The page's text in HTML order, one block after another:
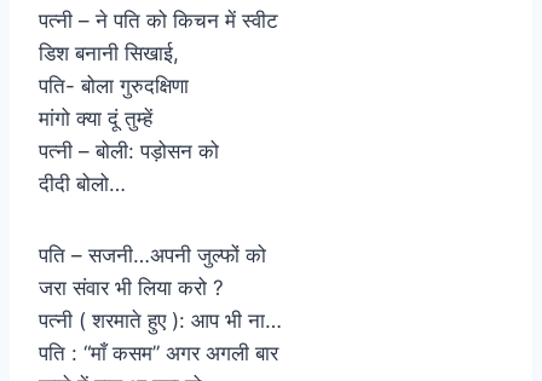
पत्नी – ने पति को किचन में स्वीट
डिश बनानी सिखाई,
पति- बोला गुरुदक्षिणा
मांगो क्या दूं तुम्हें
पत्नी – बोली: पड़ोसन को
दीदी बोलो…
पति – सजनी…अपनी जुल्फों को
जरा संवार भी लिया करो ?
पत्नी ( शरमाते हुए ): आप भी ना…
पति : “माँ कसम” अगर अगली बार